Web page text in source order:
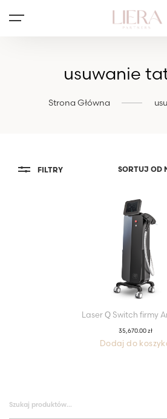
usuwanie
Strona Główna
FILTRY
Laser Q Switch firmy
35,670.00zł
Dodaj do
Szukaj: